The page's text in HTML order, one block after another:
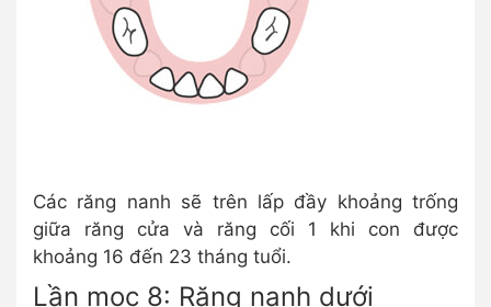
Các răng nanh sẽ trên lấp đầy khoảng trống
giữa răng cửa và răng cối 1 khi con được
khoảng 16 đến 23 tháng tuổi.
Lần mọc 8: Răng nanh dưới